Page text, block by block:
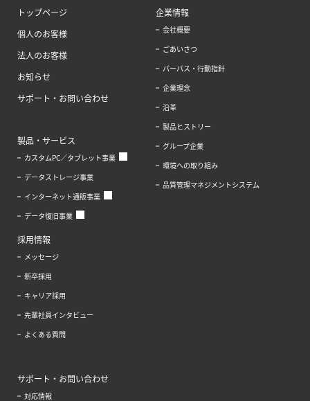
トップページ
個人のお客様
法人のお客様
お知らせ
サポート・お問い合わせ
製品・サービス
カスタムPC／タブレット事業
データストレージ事業
インターネット通販事業
データ復旧事業
企業情報
会社概要
ごあいさつ
パーパス・行動指針
企業理念
沿革
製品ヒストリー
グループ企業
環境への取り組み
品質管理マネジメントシステム
採用情報
メッセージ
新卒採用
キャリア採用
先輩社員インタビュー
よくある質問
サポート・お問い合わせ
対応情報